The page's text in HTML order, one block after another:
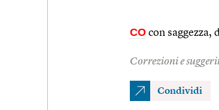
CO con saggezza,
Correzioni e
Condividi